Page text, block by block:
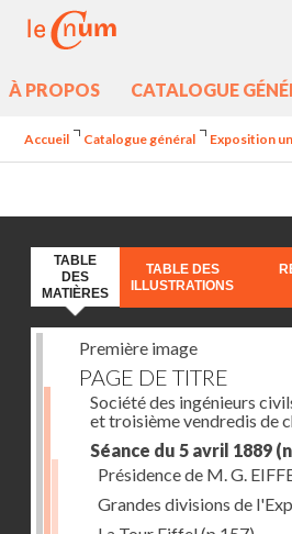
À PROPOS CATALOGUE
Accueil Catalogue général Exposition
TABLE
DES
MATIÈRES
TABLE DES
ILLUSTRATIONS
Première image
PAGE DE TITRE
Société des ingénieurs
et troisième vendredis de
Séance du 5 avril 1889
Présidence de M. G.
Grandes divisions de